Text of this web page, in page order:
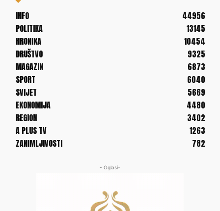
INFO
44956
POLITIKA
13145
HRONIKA
10454
DRUŠTVO
9325
MAGAZIN
6873
SPORT
6040
SVIJET
5669
EKONOMIJA
4480
REGION
3402
A PLUS TV
1263
ZANIMLJIVOSTI
782
- Oglasi-